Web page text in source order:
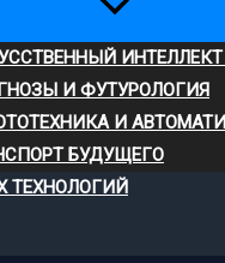
И ФУТУРОЛОГИЯ
И
БУДУЩЕГО
ТЕХНОЛОГИЙ